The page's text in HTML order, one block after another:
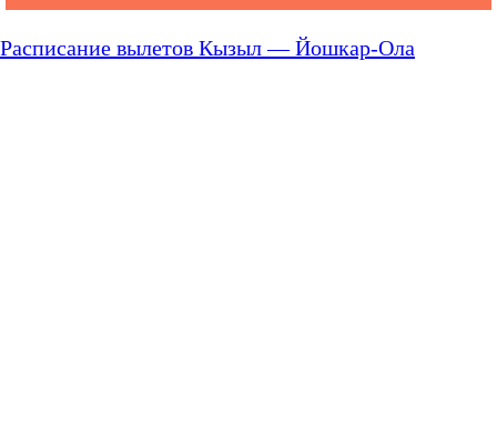
Расписание вылетов Кызыл — Йошкар-Ола